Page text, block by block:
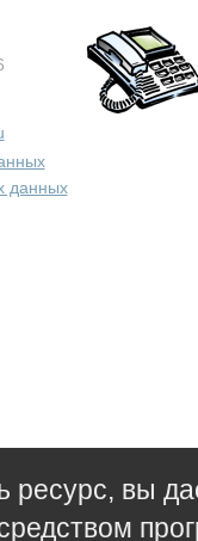
данных
ресурс, вы